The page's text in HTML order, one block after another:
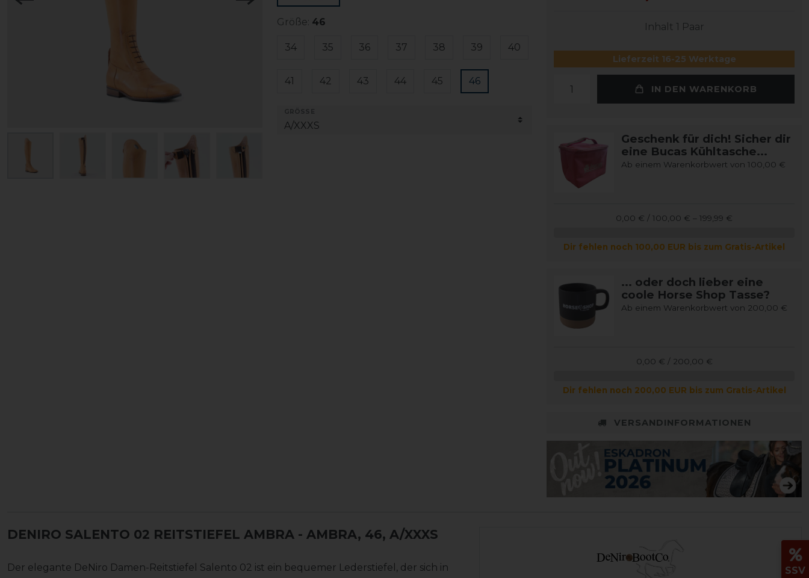
Größe: 46
34 35 36 37 38 39 40
41 42 43 44 45 46
Inhalt 1 Paar
Lieferzeit 16-25 Werktage
IN DEN WARENKORB
Geschenk für dich! Sicher dir
eine Bucas Kühltasche...
Ab einem Warenkorbwert von 100,00 €
0,00 € / 100,00 € – 199,99 €
Dir fehlen noch 100,00 EUR bis zum Gratis-Artikel
... oder doch lieber eine
coole Horse Shop Tasse?
Ab einem Warenkorbwert von 200,00 €
0,00 € / 200,00 €
Dir fehlen noch 200,00 EUR bis zum Gratis-Artikel
VERSANDINFORMATIONEN
DENIRO SALENTO 02 REITSTIEFEL AMBRA - AMBRA, 46, A/XXXS
Der elegante DeNiro Damen-Reitstiefel Salento 02 ist ein bequemer Lederstiefel, der sich in
SSV